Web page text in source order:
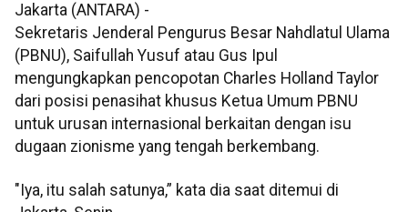
Jakarta (ANTARA) -
Sekretaris Jenderal Pengurus Besar Nahdlatul Ulama
(PBNU), Saifullah Yusuf atau Gus Ipul
mengungkapkan pencopotan Charles Holland Taylor
dari posisi penasihat khusus Ketua Umum PBNU
untuk urusan internasional berkaitan dengan isu
dugaan zionisme yang tengah berkembang.
"Iya, itu salah satunya,” kata dia saat ditemui di